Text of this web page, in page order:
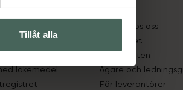
Tillåt alla
in gammal medicin
läkemedel
Pressrum
Jobba hos oss
Hållbarhet
Samarbeten
Ägare och
För leverantörer